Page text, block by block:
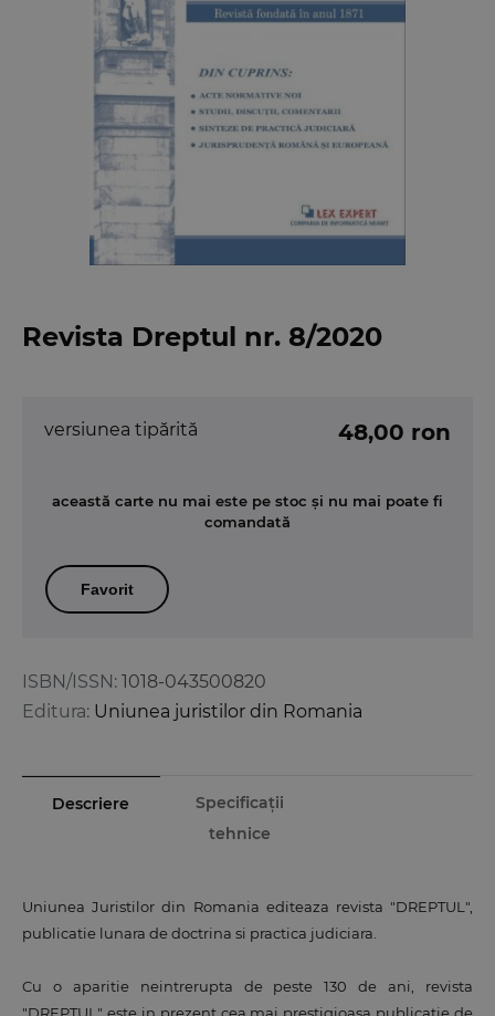
Revista Dreptul nr. 8/2020
ISBN/ISSN: 1018-043500820
Editura: Uniunea juristilor din Romania
versiunea tipărită 48,00 ron
această carte nu mai este pe stoc și nu mai poate fi
comandată
Favorit
Descriere
Specificații
tehnice
Uniunea Juristilor din Romania editeaza revista "DREPTUL",
publicatie lunara de doctrina si practica judiciara.
Cu o aparitie neintrerupta de peste 130 de ani, revista